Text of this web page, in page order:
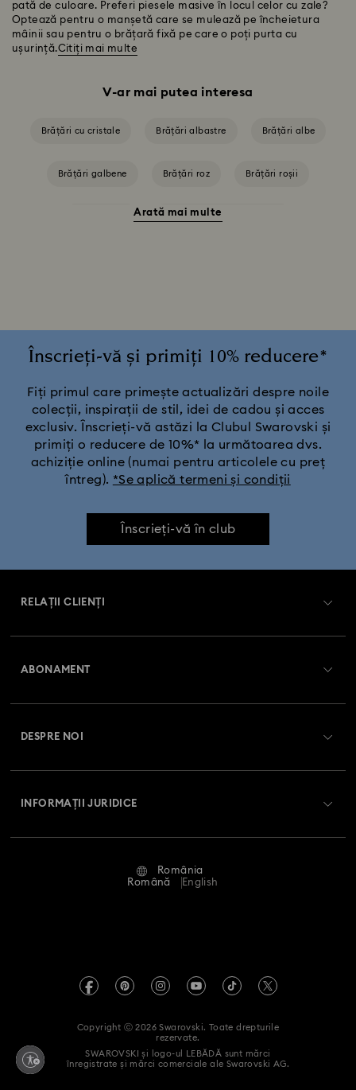
pată de culoare. Preferi piesele masive în locul celor cu zale?
Optează pentru o manșetă care se mulează pe încheietura
mâinii sau pentru o brățară fixă pe care o poți purta cu
ușurință.Citiți mai multe
V-ar mai putea interesa
Brățări cu cristale Brățări albastre Brățări albe
Brățări galbene Brățări roz Brățări roșii
Brățară cu perle din cristal
Arată mai multe
Înscrieți-vă și primiți 10% reducere*
Fiți primul care primește actualizări despre noile
colecții, inspirații de stil, idei de cadou și acces
exclusiv. Înscrieți-vă astăzi la Clubul Swarovski și
primiți o reducere de 10%* la următoarea dvs.
achiziție online (numai pentru articolele cu preț
întreg). *Se aplică termeni și condiții
Înscrieți-vă în club
RELAȚII CLIENȚI
Retur și schimb
Stare reparație
ABONAMENT
DESPRE NOI
Code of Conduct & Policies
INFORMAȚII JURIDICE
Informații REACH
Declarație de accesibilitate
Declarație de consimțământ privind prelucrarea datelor cu
România
Română
English
Copyright ⓒ 2026 Swarovski. Toate drepturile
rezervate.
SWAROVSKI și logo-ul LEBĂDĂ sunt mărci
înregistrate și mărci comerciale ale Swarovski AG.